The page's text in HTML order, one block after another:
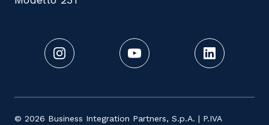
© 2026 Business Integration Partners, S.p.A. | P.IVA